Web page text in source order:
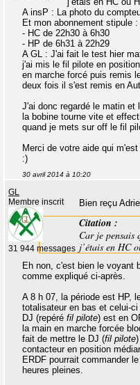
A insP : La photo du
Et mon abonnement stipule :
- HC de 22h30 à 6h30
- HP de 6h31 à 22h29
A GL : J'ai fait le test hier
j'ai mis le fil pilote en
en marche forcé puis remis
deux fois il s'est remis en
J'ai donc regardé le matin et
la bobine tourne vite et
quand je mets sur off le fil
Merci de votre aide qui
:)
30 avril 2014 à 10:20
GL
Membre inscrit
31 944 messages
Bien reçu
Citation :
Car je
j’étais en HC
Eh non, c'est bien le voyant
comme expliqué ci-après.
A 8 h 07, la période est HP,
totalisateur en bas et celui-
DJ (repéré fil pilote) est en
la main en marche forcée
fait de mettre le DJ (fil pilote
contacteur en position
ERDF pourrait commander
heures pleines.